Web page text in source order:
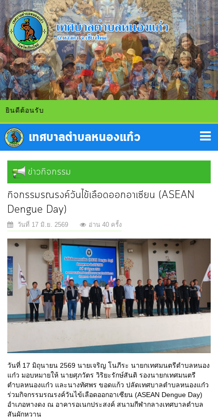
อนรับ
ข่าวกิจกรรม
กิจกรรมรณรงค์วันไข้เลือดออกอาเซียน (ASEAN
Dengue Day)
วันที่ 17 มิ.ย. 2569 อ่าน 40 ครั้ง
วันที่ 17 มิถุนายน 2569 นายเจริญ โนภีระ นายกเทศมนตรีตำบลหนอง
แก๋ว มอบหมายให้ นายศุภวัตร วิริยะรักษ์สันติ รองนายกเทศมนตรี
ตำบลหนองแก๋ว และนางทัศพร ขอดแก้ว ปลัดเทศบาลตำบลหนองแก๋ว
ร่วมกิจกรรมรณรงค์วันไข้เลือดออกอาเซียน (ASEAN Dengue Day)
อำเภอหางดง ณ อาคารอเนกประสงค์ สนามกีฬากลางเทศบาลตำบล
สันผักหวาน